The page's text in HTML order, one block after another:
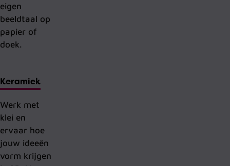
eigen
beeldtaal op
papier of
doek.
Keramiek
Werk met
klei en
ervaar hoe
jouw ideeën
vorm krijgen